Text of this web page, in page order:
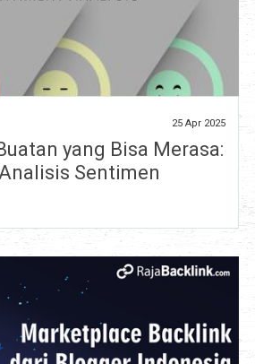
25 Apr 2025
yang Bisa Merasa:
Sentimen